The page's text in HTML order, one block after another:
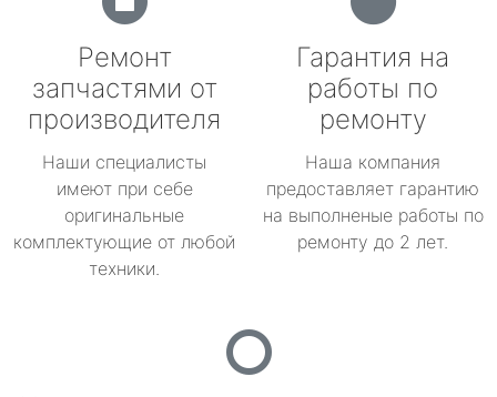
Ремонт
запчастями от
производителя
Наши специалисты
имеют при себе
оригинальные
комплектующие от любой
техники.
Гарантия на
работы по
ремонту
Наша компания
предоставляет гарантию
на выполненые работы по
ремонту до 2 лет.